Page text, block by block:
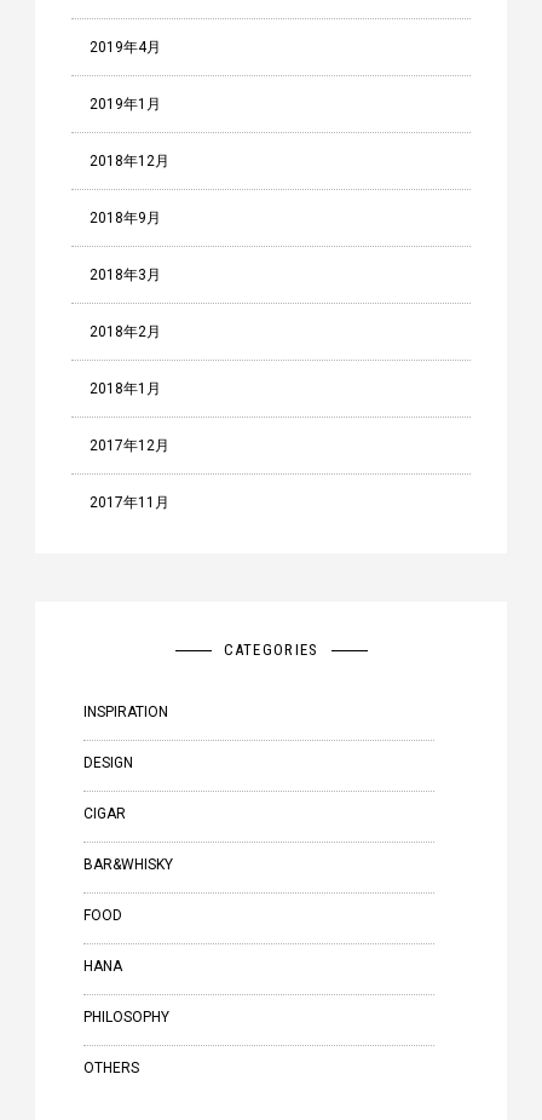
2019年4月
2019年1月
2018年12月
2018年9月
2018年3月
2018年2月
2018年1月
2017年12月
2017年11月
CATEGORIES
INSPIRATION
DESIGN
CIGAR
BAR&WHISKY
FOOD
HANA
PHILOSOPHY
OTHERS